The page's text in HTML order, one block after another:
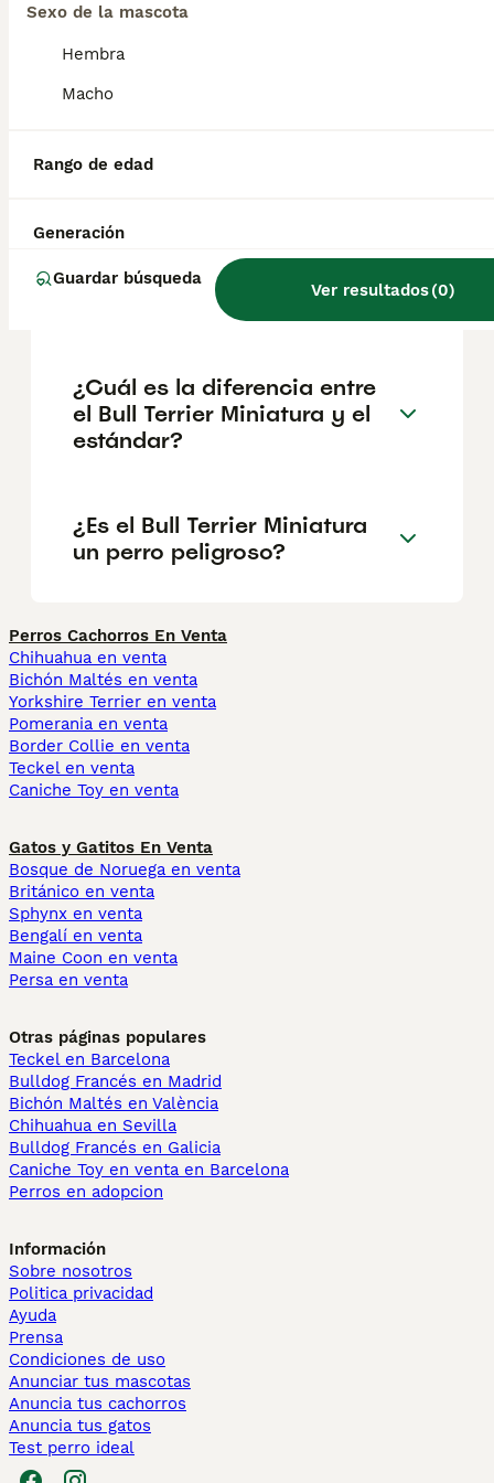
Sexo de la mascota
Hembra
Macho
Rango de edad
Generación
Guardar búsqueda
Ver resultados(0)
criadores responsables que garanticen la
salud y el bienestar de los animales.
Informarse bien y comparar opciones antes
de comprometerse siempre es la mejor
¿Qué tamaño alcanza un bull
terrier miniatura?
¿Cuál es la diferencia entre
el Bull Terrier Miniatura y el
estándar?
¿Es el Bull Terrier Miniatura
un perro peligroso?
Perros Cachorros En Venta
Chihuahua en venta
Bichón Maltés en venta
Yorkshire Terrier en venta
Pomerania en venta
Border Collie en venta
Teckel en venta
Caniche Toy en venta
Gatos y Gatitos En Venta
Bosque de Noruega en venta
Británico en venta
Sphynx en venta
Bengalí en venta
Maine Coon en venta
Persa en venta
Otras páginas populares
Teckel en Barcelona
Bulldog Francés en Madrid
Bichón Maltés en València
Chihuahua en Sevilla
Bulldog Francés en Galicia
Caniche Toy en venta en Barcelona
Perros en adopcion
Información
Sobre nosotros
Politica privacidad
Ayuda
Prensa
Condiciones de uso
Anunciar tus mascotas
Anuncia tus cachorros
Anuncia tus gatos
Test perro ideal